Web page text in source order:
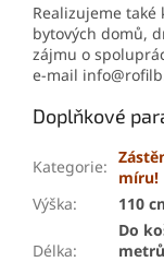
Realizujeme
bytových domů,
zájmu o
e-mail
Doplňkové
Kategorie:
míru!
Výška: 110
Délka:
Do